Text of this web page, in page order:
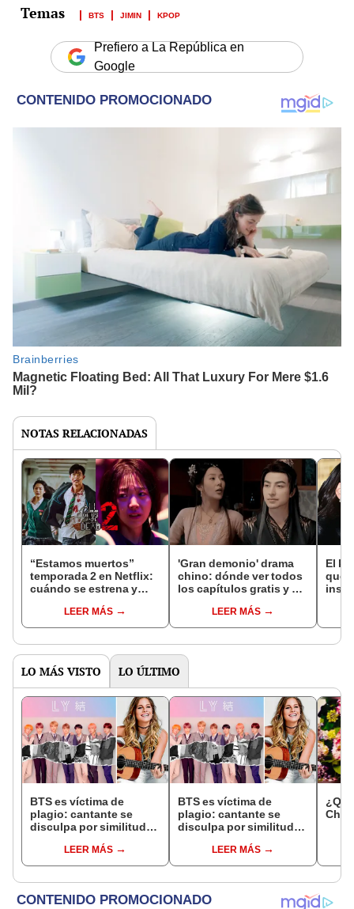
BTS JIMIN KPOP
Prefiero a La República en
Google
NOTAS RELACIONADAS
“Estamos muertos”
temporada 2 en Netflix:
cuándo se estrena y
temporadaLEER MÁS
'Gran demonio' drama
chino: dónde ver todos
los capítulos gratis y en
LEER MÁS
El k-
que
LO MÁS VISTO LO ÚLTIMO
BTS es víctima de
plagio: cantante se
disculpa por similitud
AnswerLEER MÁS
BTS es víctima de
plagio: cantante se
disculpa por similitud
AnswerLEER MÁS